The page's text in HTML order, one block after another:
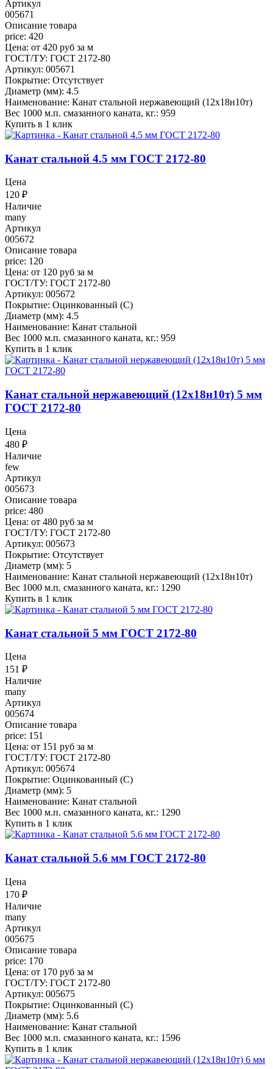
Артикул
005671
Описание товара
price: 420
Цена: от 420 руб за м
ГОСТ/ТУ: ГОСТ 2172-80
Артикул: 005671
Покрытие: Отсутствует
Диаметр (мм): 4.5
Наименование: Канат стальной нержавеющий (12х18н10т)
Вес 1000 м.п. смазанного каната, кг.: 959
Купить в 1 клик
Канат стальной 4.5 мм ГОСТ 2172-80
Цена
120 ₽
Наличие
many
Артикул
005672
Описание товара
price: 120
Цена: от 120 руб за м
ГОСТ/ТУ: ГОСТ 2172-80
Артикул: 005672
Покрытие: Оцинкованный (С)
Диаметр (мм): 4.5
Наименование: Канат стальной
Вес 1000 м.п. смазанного каната, кг.: 959
Купить в 1 клик
Канат стальной нержавеющий (12х18н10т) 5 мм
ГОСТ 2172-80
Цена
480 ₽
Наличие
few
Артикул
005673
Описание товара
price: 480
Цена: от 480 руб за м
ГОСТ/ТУ: ГОСТ 2172-80
Артикул: 005673
Покрытие: Отсутствует
Диаметр (мм): 5
Наименование: Канат стальной нержавеющий (12х18н10т)
Вес 1000 м.п. смазанного каната, кг.: 1290
Купить в 1 клик
Канат стальной 5 мм ГОСТ 2172-80
Цена
151 ₽
Наличие
many
Артикул
005674
Описание товара
price: 151
Цена: от 151 руб за м
ГОСТ/ТУ: ГОСТ 2172-80
Артикул: 005674
Покрытие: Оцинкованный (С)
Диаметр (мм): 5
Наименование: Канат стальной
Вес 1000 м.п. смазанного каната, кг.: 1290
Купить в 1 клик
Канат стальной 5.6 мм ГОСТ 2172-80
Цена
170 ₽
Наличие
many
Артикул
005675
Описание товара
price: 170
Цена: от 170 руб за м
ГОСТ/ТУ: ГОСТ 2172-80
Артикул: 005675
Покрытие: Оцинкованный (С)
Диаметр (мм): 5.6
Наименование: Канат стальной
Вес 1000 м.п. смазанного каната, кг.: 1596
Купить в 1 клик